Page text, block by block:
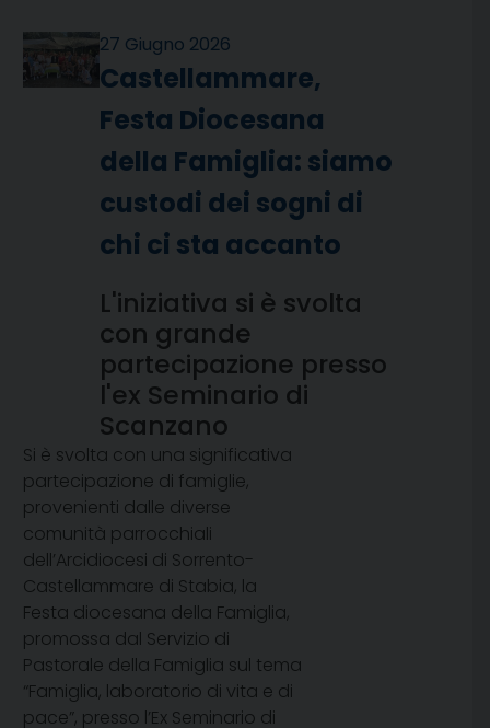
27 Giugno 2026
Castellammare,
Festa Diocesana
della Famiglia: siamo
custodi dei sogni di
chi ci sta accanto
L'iniziativa si è svolta
con grande
partecipazione presso
l'ex Seminario di
Scanzano
Si è svolta con una significativa
partecipazione di famiglie,
provenienti dalle diverse
comunità parrocchiali
dell’Arcidiocesi di Sorrento-
Castellammare di Stabia, la
Festa diocesana della Famiglia,
promossa dal Servizio di
Pastorale della Famiglia sul tema
“Famiglia, laboratorio di vita e di
pace”, presso l’Ex Seminario di